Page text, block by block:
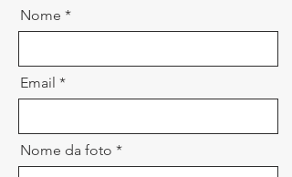
Nome
Email
Nome da foto